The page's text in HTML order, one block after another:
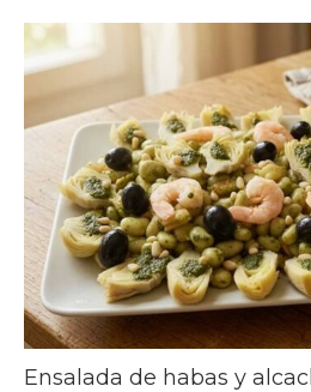
Ensalada de habas y